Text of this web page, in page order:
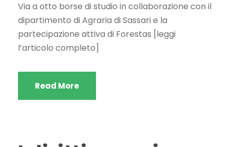
Via a otto borse di studio in collaborazione con il
dipartimento di Agraria di Sassari e la
partecipazione attiva di Forestas [leggi
l’articolo completo]
Read More